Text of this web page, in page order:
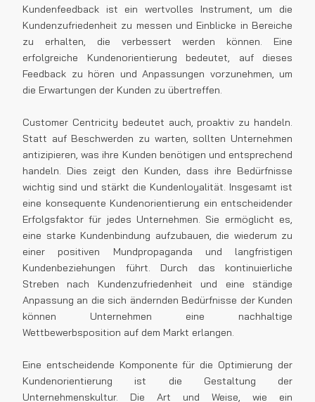
Kundenfeedback ist ein wertvolles Instrument, um die
Kundenzufriedenheit zu messen und Einblicke in Bereiche
zu erhalten, die verbessert werden können. Eine
erfolgreiche Kundenorientierung bedeutet, auf dieses
Feedback zu hören und Anpassungen vorzunehmen, um
die Erwartungen der Kunden zu übertreffen.
Customer Centricity bedeutet auch, proaktiv zu handeln.
Statt auf Beschwerden zu warten, sollten Unternehmen
antizipieren, was ihre Kunden benötigen und entsprechend
handeln. Dies zeigt den Kunden, dass ihre Bedürfnisse
wichtig sind und stärkt die Kundenloyalität. Insgesamt ist
eine konsequente Kundenorientierung ein entscheidender
Erfolgsfaktor für jedes Unternehmen. Sie ermöglicht es,
eine starke Kundenbindung aufzubauen, die wiederum zu
einer positiven Mundpropaganda und langfristigen
Kundenbeziehungen führt. Durch das kontinuierliche
Streben nach Kundenzufriedenheit und eine ständige
Anpassung an die sich ändernden Bedürfnisse der Kunden
können Unternehmen eine nachhaltige
Wettbewerbsposition auf dem Markt erlangen.
Eine entscheidende Komponente für die Optimierung der
Kundenorientierung ist die Gestaltung der
Unternehmenskultur. Die Art und Weise, wie ein